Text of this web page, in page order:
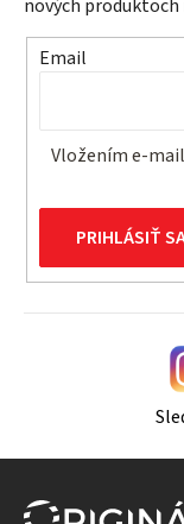
nových produktoch
Email
Vložením e-
PRIHLÁSIŤ